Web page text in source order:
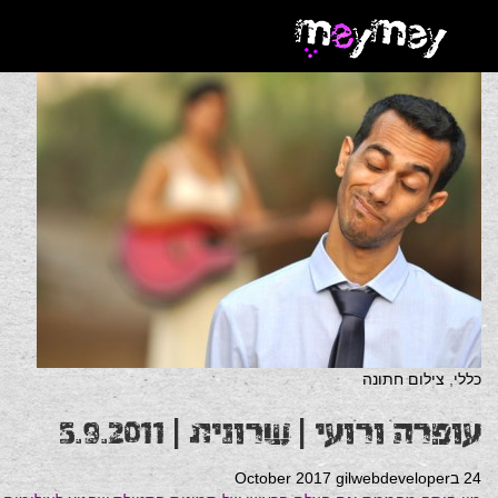
כללי צילום חתונה
עופרה ורועי | שרונית | 5.9.2011
24 בOctober 2017
gilwebdeveloper